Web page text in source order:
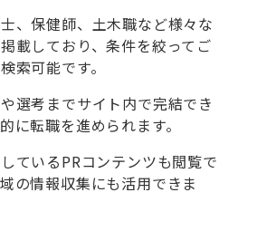
、保健師、土木職など様々な
載しており、条件を絞ってご
索可能です。
選考までサイト内で完結でき
に転職を進められます。
ているPRコンテンツも閲覧で
の情報収集にも活用できま